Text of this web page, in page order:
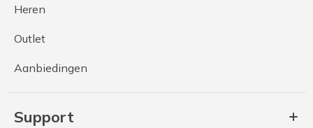
Heren
Outlet
Aanbiedingen
Support